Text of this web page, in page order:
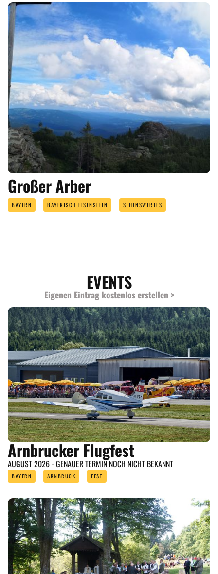
Großer Arber
BAYERN BAYERISCH EISENSTEIN SEHENSWERTES
EVENTS
Eigenen Eintrag kostenlos erstellen >
Arnbrucker Flugfest
AUGUST 2026 - GENAUER TERMIN NOCH NICHT BEKANNT
BAYERN ARNBRUCK FEST